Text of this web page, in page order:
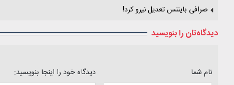
صرافی بایننس تعدیل نیرو کرد!
دیدگاه‌تان را بنویسید
نام شما دیدگاه خود را اینجا بنویسید: